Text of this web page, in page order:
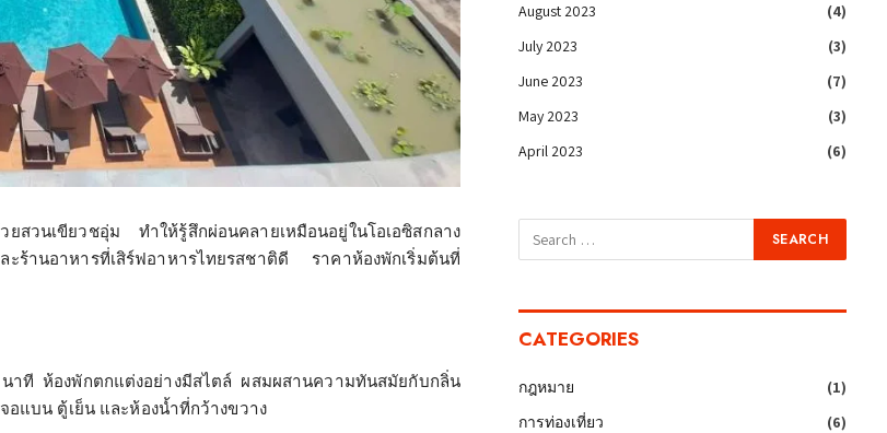
สวนเขียวชอุ่ม ทำให้รู้สึกผ่อนคลายเหมือนอยู่ในโอเอซิสกลาง
านอาหารที่เสิร์ฟอาหารไทยรสชาติดี ราคาห้องพักเริ่มต้นที่
าที ห้องพักตกแต่งอย่างมีสไตล์ ผสมผสานความทันสมัยกับกลิ่น
แบน ตู้เย็น และห้องน้ำที่กว้างขวาง
August 2023
(4)
July 2023
(3)
June 2023
(7)
May 2023
(3)
April 2023
(6)
CATEGORIES
กฎหมาย
(1)
การท่องเที่ยว
(6)